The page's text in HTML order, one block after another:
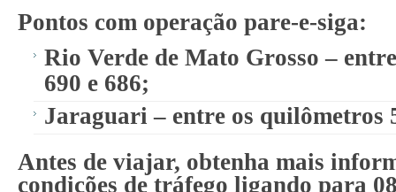
Pontos com operação pare-e-siga:
Rio Verde de Mato Grosso –
690 e 686;
Jaraguari – entre os quilômetros
Antes de viajar, obtenha mais
condições de tráfego ligando para